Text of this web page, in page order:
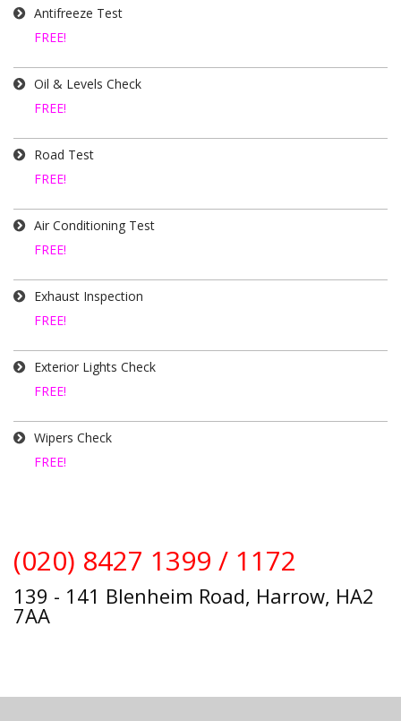
Antifreeze Test
FREE!
Oil & Levels Check
FREE!
Road Test
FREE!
Air Conditioning Test
FREE!
Exhaust Inspection
FREE!
Exterior Lights Check
FREE!
Wipers Check
FREE!
(020) 8427 1399 / 1172
139 - 141 Blenheim Road, Harrow, HA2
7AA